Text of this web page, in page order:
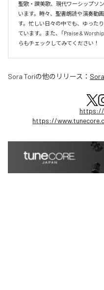
聖歌・讃美歌、現代ワーシップソ
います。時々、聖書朗読や演奏動
す。忙しい日々の中でも、ゆった
ています。また、「Praise &
らもチェックしてみてください！
Sora Toriの他のリリース：
https://